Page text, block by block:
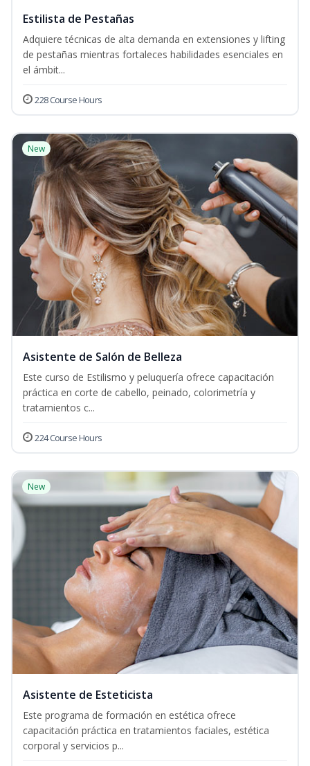
Estilista de Pestañas
Adquiere técnicas de alta demanda en extensiones y lifting
de pestañas mientras fortaleces habilidades esenciales en
el ámbit...
228 Course Hours
New
Asistente de Salón de Belleza
Este curso de Estilismo y peluquería ofrece capacitación
práctica en corte de cabello, peinado, colorimetría y
tratamientos c...
224 Course Hours
New
Asistente de Esteticista
Este programa de formación en estética ofrece
capacitación práctica en tratamientos faciales, estética
corporal y servicios p...